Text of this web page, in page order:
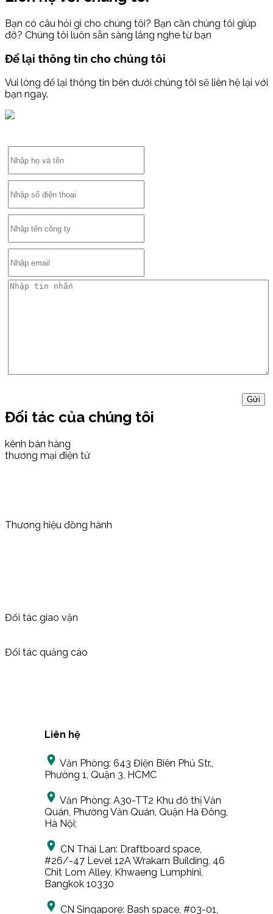
Bạn có câu hỏi gì cho chúng tôi? Bạn cần chúng tôi giúp
đỡ? Chúng tôi luôn sẵn sàng lắng nghe từ bạn
Để lại thông tin cho chúng tôi
Vui lòng để lại thông tin bên dưới chúng tôi sẽ liên hệ lại với
bạn ngay.
Đối tác của chúng tôi
kênh bán hàng
thương mại điện tử
Thương hiệu đồng hành
Đối tác giao vận
Đối tác quảng cáo
Liên hệ
Văn Phòng: 643 Điện Biên Phủ Str.,
Phường 1, Quận 3, HCMC
Văn Phòng: A30-TT2 Khu đô thị Văn
Quán, Phường Văn Quán, Quận Hà Đông,
Hà Nội;
CN Thái Lan: Draftboard space,
#26/-47 Level 12A Wrakarn Building, 46
Chit Lom Alley, Khwaeng Lumphini,
Bangkok 10330
CN Singapore: Bash space, #03-01,